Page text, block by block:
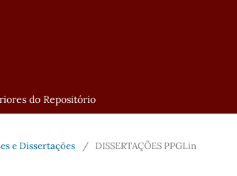
do Repositório
e Dissertações / DISSERTAÇÕES PPGLin